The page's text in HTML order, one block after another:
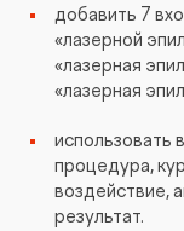
добавить 7
«лазерной
«лазерная
«лазерная
использовать
процедура,
воздействие,
результат.